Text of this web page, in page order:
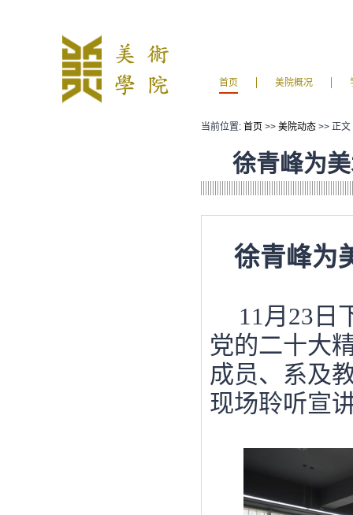
首页 美院概况
当前位置: 首页 >> 美院动态 >> 正文
徐青峰为
徐青峰为
11月23日
党的二十大
成员、系及
现场聆听宣